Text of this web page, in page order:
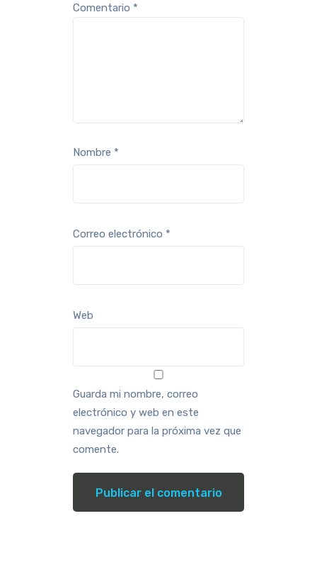
Comentario *
Nombre *
Correo electrónico *
Web
Guarda mi nombre, correo
electrónico y web en este
navegador para la próxima vez que
comente.